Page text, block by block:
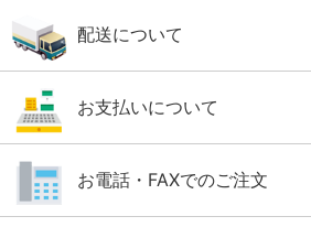
配送について
お支払いについて
お電話・FAXでのご注文